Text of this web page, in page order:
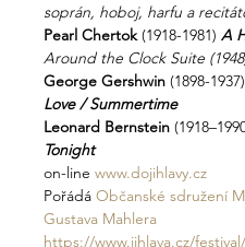
soprán, hoboj, harfu a
Pearl Chertok (1918-1981) A
Around the Clock Suite
George Gershwin (1898-1937)
Love / Summertime
Leonard Bernstein
Tonight
on-line www.dojihlavy.cz
Pořádá Občanské sdružení
Gustava Mahlera
https://www.jihlava.cz/festival/